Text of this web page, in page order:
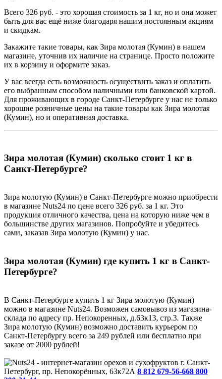
Всего 326 руб. - это хорошая стоимость за 1 кг, но и она может
быть для вас ещё ниже благодаря нашим постоянным акциям
и скидкам.
Закажите такие товары, как Зира молотая (Кумин) в нашем
магазине, уточнив их наличие на странице. Просто положите
их в корзину и оформите заказ.
У вас всегда есть возможность осуществить заказ и оплатить
его выбранным способом наличными или банковской картой.
Для проживающих в городе Санкт-Петербурге у нас не только
хорошие розничные цены на такие товары как Зира молотая
(Кумин), но и оперативная доставка.
Зира молотая (Кумин) сколько стоит 1 кг в
Санкт-Петербурге?
Зира молотую (Кумин) в Санкт-Петербурге можно приобрести
в магазине Nuts24 по цене всего 326 руб. за 1 кг. Это
продукция отличного качества, цена на которую ниже чем в
большинстве других магазинов. Попробуйте и убедитесь
сами, заказав Зира молотую (Кумин) у нас.
Зира молотая (Кумин) где купить 1 кг в Санкт-
Петербурге?
В Санкт-Петербурге купить 1 кг Зира молотую (Кумин)
можно в магазине Nuts24. Возможен самовывоз из магазина-
склада по адресу пр. Непокоренных, д.63к13, стр.3. Также
Зира молотую (Кумин) возможно доставить курьером по
Санкт-Петербургу всего за 249 рублей или бесплатно при
заказе от 2000 рублей!
г. Санкт-
Петербург, пр. Непокорённых, 63к72А 8 812 679-56-668 800